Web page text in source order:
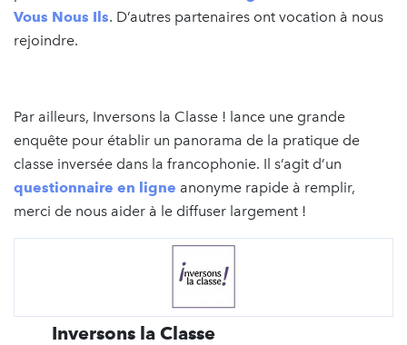
Vous Nous Ils. D’autres partenaires ont vocation à nous
rejoindre.
Par ailleurs, Inversons la Classe ! lance une grande
enquête pour établir un panorama de la pratique de
classe inversée dans la francophonie. Il s’agit d’un
questionnaire en ligne anonyme rapide à remplir,
merci de nous aider à le diffuser largement !
Inversons la Classe